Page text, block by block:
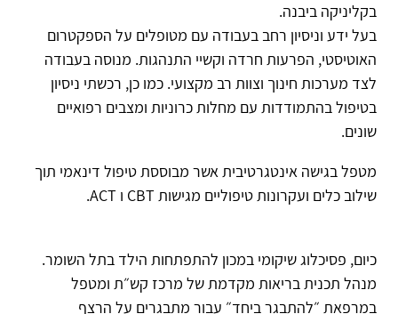
בקליניקה ביבנה.
בעל ידע וניסיון רחב בעבודה עם מטופלים על הספקטרום
האוטיסטי, הפרעות חרדה וקשיי התנהגות. מנוסה בעבודה
לצד מערכות חינוך וצוות רב מקצועי. כמו כן, רכשתי ניסיון
בטיפול בהתמודדות עם מחלות כרוניות ומצבים רפואיים
שונים.
מטפל בגישה אינטגרטיבית אשר מבוססת טיפול דינאמי תוך
שילוב כלים ועקרונות טיפוליים מגישות CBT ו ACT.
כיום, פסיכלוג שיקומי במכון להתפתחות הילד בתל השומר.
מנהל תכנית בריאות מקדמת של מרכז קש״ת ומטפל
במרפאת ״להתבגר ביחד״ עבור מתבגרים על הרצף